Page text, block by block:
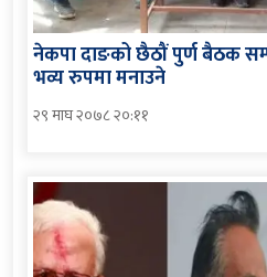
नेकपा दाङको छैठौं पुर्ण बैठक
भव्य रुपमा मनाउने
२९ माघ २०७८ २०:११